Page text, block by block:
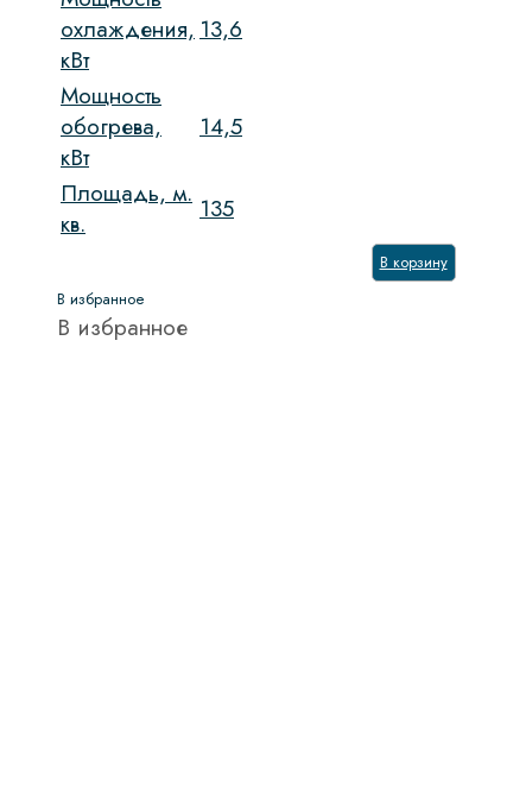
охлаждения,
кВт
13,6
Мощность
обогрева,
кВт
14,5
Площадь, м.
кв.
135
В корзину
В избранное
В избранное